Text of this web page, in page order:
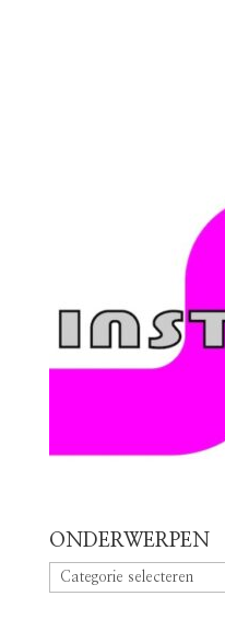
ONDERWERPEN
ONDERWERPEN